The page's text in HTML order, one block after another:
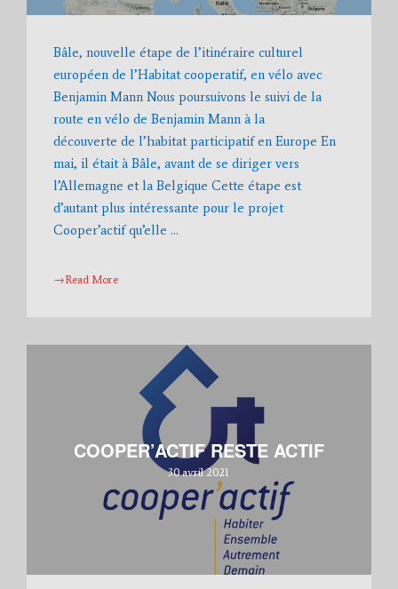
Bâle, nouvelle étape de l’itinéraire culturel
européen de l’Habitat cooperatif, en vélo avec
Benjamin Mann Nous poursuivons le suivi de la
route en vélo de Benjamin Mann à la
découverte de l’habitat participatif en Europe En
mai, il était à Bâle, avant de se diriger vers
l’Allemagne et la Belgique Cette étape est
d’autant plus intéressante pour le projet
Cooper’actif qu’elle …
→Read More
COOPER’ACTIF RESTE ACTIF
30 avril 2021